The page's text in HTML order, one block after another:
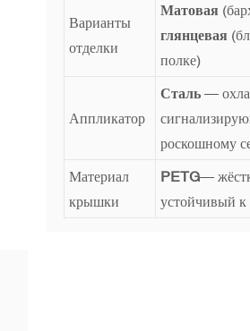
Варианты
отделки
Матовая
глянцевая
полке)
Аппликатор
Сталь—
роскошному
Материал
крышки
PETG—
устойчивый к